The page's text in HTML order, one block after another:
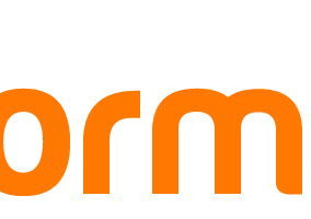
Biji Tanggamus Hub. 085780148484
085780148484